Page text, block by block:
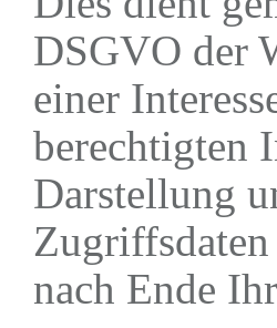
DSGVO der
einer
berechtigten
Darstellung
Zugriffsdaten
nach Ende